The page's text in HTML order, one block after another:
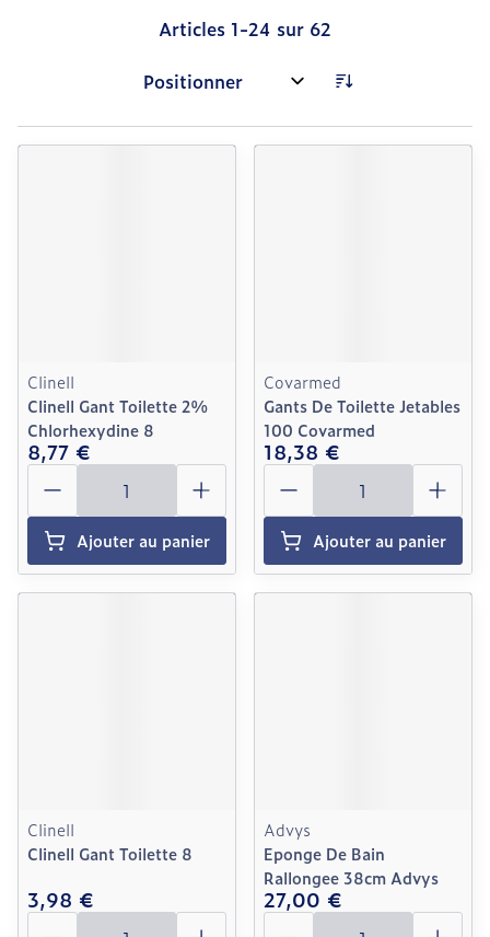
Articles 1-24 sur 62
Trier par:
Clinell
Clinell Gant Toilette 2%
Chlorhexydine 8
8,77 €
Quantité
Ajouter au panier
Covarmed
Gants De Toilette Jetables
100 Covarmed
18,38 €
Quantité
Ajouter au panier
Clinell
Clinell Gant Toilette 8
3,98 €
Quantité
Advys
Eponge De Bain
Rallongee 38cm Advys
27,00 €
Quantité